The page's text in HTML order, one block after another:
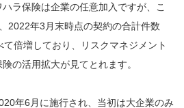
ラ保険は企業の任意加入ですが、こ
2022年3月末時点の契約の合計件数
倍増しており、リスクマネジメント
の活用拡大が見てとれます。
年6月に施行され、当初は大企業のみ